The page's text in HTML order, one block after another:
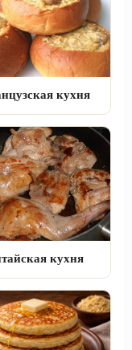
кухня
кухня